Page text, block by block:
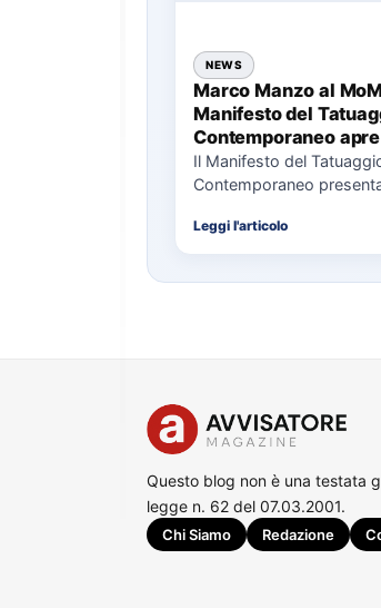
NEWS
Marco Manzo al
Manifesto del
Contemporaneo
per il collezionismo
Il Manifesto del
Contemporaneo
Leggi l'articolo
Questo blog non è una testata
legge n. 62 del 07.03.2001.
Chi Siamo Redazione